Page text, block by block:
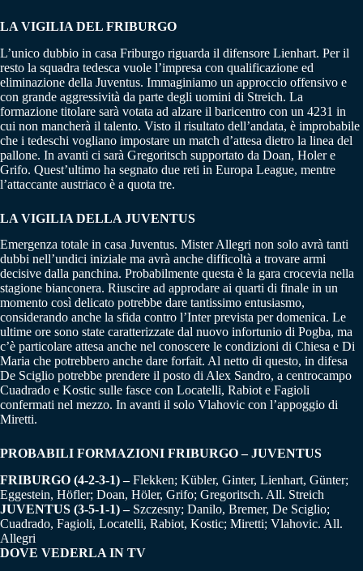
LA VIGILIA DEL FRIBURGO
L’unico dubbio in casa Friburgo riguarda il difensore Lienhart. Per il
resto la squadra tedesca vuole l’impresa con qualificazione ed
eliminazione della Juventus. Immaginiamo un approccio offensivo e
con grande aggressività da parte degli uomini di Streich. La
formazione titolare sarà votata ad alzare il baricentro con un 4231 in
cui non mancherà il talento. Visto il risultato dell’andata, è improbabile
che i tedeschi vogliano impostare un match d’attesa dietro la linea del
pallone. In avanti ci sarà Gregoritsch supportato da Doan, Holer e
Grifo. Quest’ultimo ha segnato due reti in Europa League, mentre
l’attaccante austriaco è a quota tre.
LA VIGILIA DELLA JUVENTUS
Emergenza totale in casa Juventus. Mister Allegri non solo avrà tanti
dubbi nell’undici iniziale ma avrà anche difficoltà a trovare armi
decisive dalla panchina. Probabilmente questa è la gara crocevia nella
stagione bianconera. Riuscire ad approdare ai quarti di finale in un
momento così delicato potrebbe dare tantissimo entusiasmo,
considerando anche la sfida contro l’Inter prevista per domenica. Le
ultime ore sono state caratterizzate dal nuovo infortunio di Pogba, ma
c’è particolare attesa anche nel conoscere le condizioni di Chiesa e Di
Maria che potrebbero anche dare forfait. Al netto di questo, in difesa
De Sciglio potrebbe prendere il posto di Alex Sandro, a centrocampo
Cuadrado e Kostic sulle fasce con Locatelli, Rabiot e Fagioli
confermati nel mezzo. In avanti il solo Vlahovic con l’appoggio di
Miretti.
PROBABILI FORMAZIONI FRIBURGO – JUVENTUS
FRIBURGO (4-2-3-1) –Flekken; Kübler, Ginter, Lienhart, Günter;
Eggestein, Höfler; Doan, Höler, Grifo; Gregoritsch. All. Streich
JUVENTUS (3-5-1-1) – Szczesny; Danilo, Bremer, De Sciglio;
Cuadrado, Fagioli, Locatelli, Rabiot, Kostic; Miretti; Vlahovic. All.
Allegri
DOVE VEDERLA IN TV